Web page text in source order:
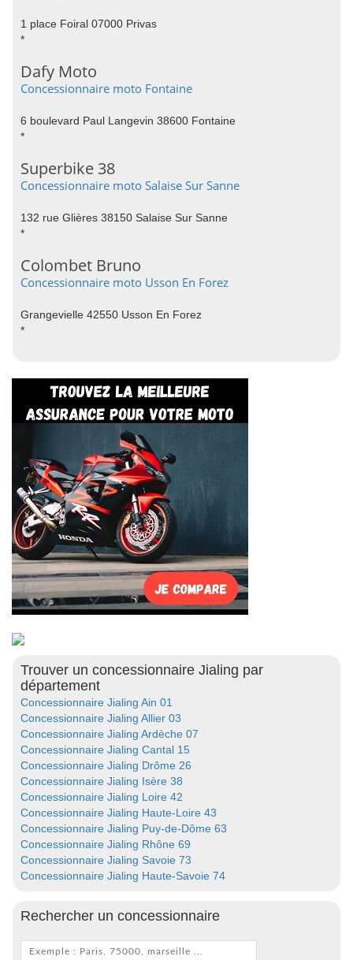
1 place Foiral 07000 Privas
*
Dafy Moto
Concessionnaire moto Fontaine
6 boulevard Paul Langevin 38600 Fontaine
*
Superbike 38
Concessionnaire moto Salaise Sur Sanne
132 rue Glières 38150 Salaise Sur Sanne
*
Colombet Bruno
Concessionnaire moto Usson En Forez
Grangevielle 42550 Usson En Forez
*
Trouver un concessionnaire Jialing par
département
Concessionnaire Jialing Ain 01
Concessionnaire Jialing Allier 03
Concessionnaire Jialing Ardèche 07
Concessionnaire Jialing Cantal 15
Concessionnaire Jialing Drôme 26
Concessionnaire Jialing Isère 38
Concessionnaire Jialing Loire 42
Concessionnaire Jialing Haute-Loire 43
Concessionnaire Jialing Puy-de-Dôme 63
Concessionnaire Jialing Rhône 69
Concessionnaire Jialing Savoie 73
Concessionnaire Jialing Haute-Savoie 74
Rechercher un concessionnaire